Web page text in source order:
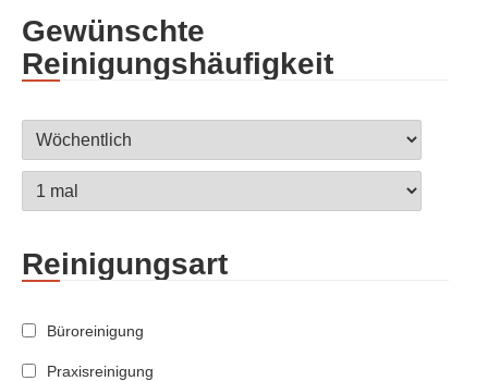
Gewünschte
Reinigungshäufigkeit
Reinigungsart
Büroreinigung
Praxisreinigung